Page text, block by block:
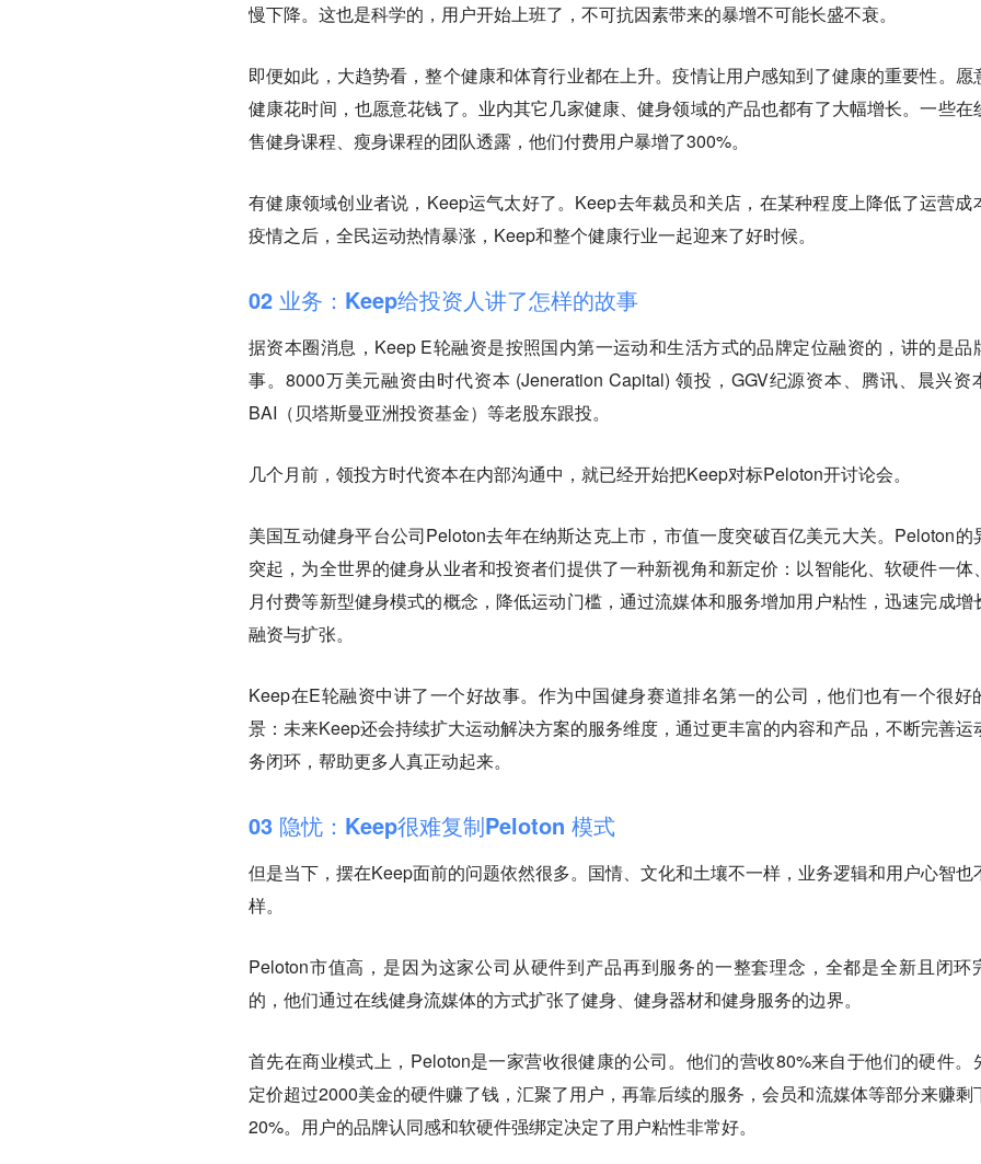
慢下降。这也是科学的，用户开始上班了，不可抗因素带来的暴增不可能长盛不衰。
即便如此，大趋势看，整个健康和体育行业都在上升。疫情让用户感知到了健康的重要性。愿
健康花时间，也愿意花钱了。业内其它几家健康、健身领域的产品也都有了大幅增长。一些在
售健身课程、瘦身课程的团队透露，他们付费用户暴增了300%。
有健康领域创业者说，Keep运气太好了。Keep去年裁员和关店，在某种程度上降低了运营成
疫情之后，全民运动热情暴涨，Keep和整个健康行业一起迎来了好时候。
02 业务：Keep给投资人讲了怎样的故事
据资本圈消息，Keep E轮融资是按照国内第一运动和生活方式的品牌定位融资的，讲的是品
事。8000万美元融资由时代资本 (Jeneration Capital) 领投，GGV纪源资本、腾讯、晨兴资
BAI（贝塔斯曼亚洲投资基金）等老股东跟投。
几个月前，领投方时代资本在内部沟通中，就已经开始把Keep对标Peloton开讨论会。
美国互动健身平台公司Peloton去年在纳斯达克上市，市值一度突破百亿美元大关。Peloton的
突起，为全世界的健身从业者和投资者们提供了一种新视角和新定价：以智能化、软硬件一体
月付费等新型健身模式的概念，降低运动门槛，通过流媒体和服务增加用户粘性，迅速完成增
融资与扩张。
Keep在E轮融资中讲了一个好故事。作为中国健身赛道排名第一的公司，他们也有一个很好
景：未来Keep还会持续扩大运动解决方案的服务维度，通过更丰富的内容和产品，不断完善运
务闭环，帮助更多人真正动起来。
03 隐忧：Keep很难复制Peloton 模式
但是当下，摆在Keep面前的问题依然很多。国情、文化和土壤不一样，业务逻辑和用户心智也
样。
Peloton市值高，是因为这家公司从硬件到产品再到服务的一整套理念，全都是全新且闭环
的，他们通过在线健身流媒体的方式扩张了健身、健身器材和健身服务的边界。
首先在商业模式上，Peloton是一家营收很健康的公司。他们的营收80%来自于他们的硬件。
定价超过2000美金的硬件赚了钱，汇聚了用户，再靠后续的服务，会员和流媒体等部分来赚剩
20%。用户的品牌认同感和软硬件强绑定决定了用户粘性非常好。